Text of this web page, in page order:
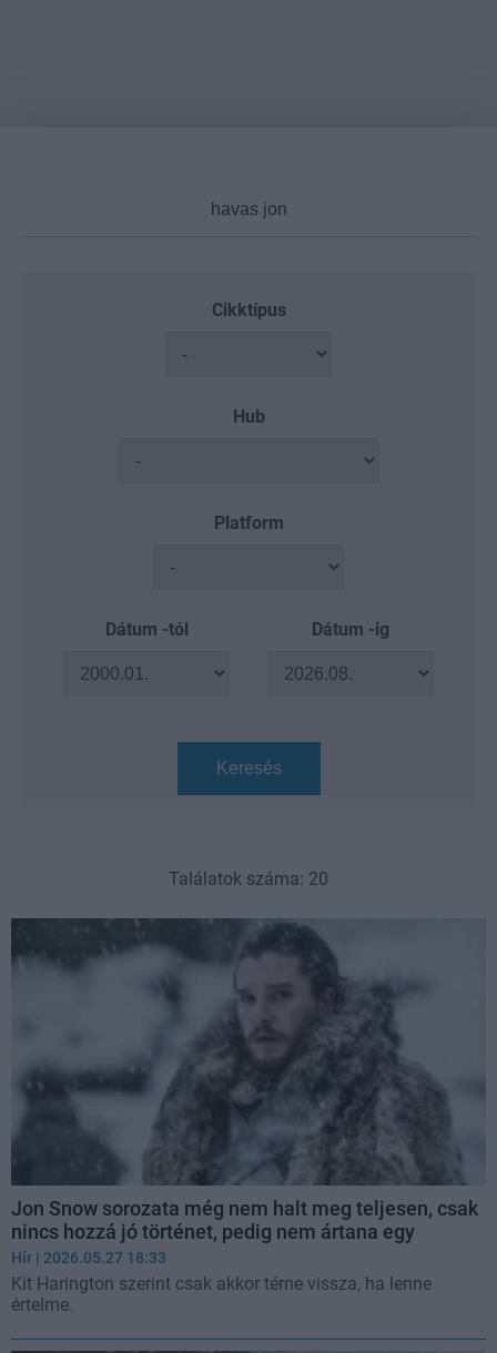
Cikktípus
Hub
Platform
Dátum -tól Dátum -ig
Keresés
Találatok száma: 20
Jon Snow sorozata még nem halt meg teljesen, csak
nincs hozzá jó történet, pedig nem ártana egy
Hír | 2026.05.27 18:33
Kit Harington szerint csak akkor térne vissza, ha lenne
értelme.